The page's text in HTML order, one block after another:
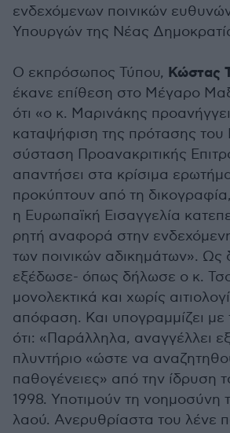
ενδεχόμενων ποινικών
Υπουργών της Νέας
Ο εκπρόσωπος Τύπου, Κώστας
έκανε επίθεση στο Μέγαρο
ότι «ο κ. Μαρινάκης
καταψήφιση της πρότασης
σύσταση Προανακριτικής
απαντήσει στα κρίσιμα
προκύπτουν από τη
η Ευρωπαϊκή Εισαγγελία
ρητή αναφορά στην
των ποινικών αδικημάτων». Ως
εξέδωσε- όπως δήλωσε ο κ.
μονολεκτικά και χωρίς
απόφαση. Και υπογραμμίζει
ότι: «Παράλληλα, αναγγέλλει
πλυντήριο «ώστε να
παθογένειες» από την ίδρυση
1998. Υποτιμούν τη νοημοσύνη
λαού. Ανερυθρίαστα του λένε